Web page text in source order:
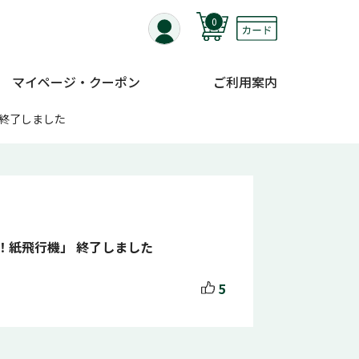
0
マイページ・クーポン ご利用案内
了しました
紙飛行機」 終了しました
5